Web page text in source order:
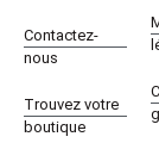
Contactez-
nous
Trouvez votre
boutique